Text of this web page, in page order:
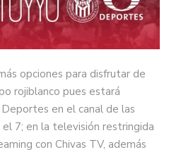
opciones para disfrutar de
rojiblanco pues estará
en el canal de las
7; en la televisión restringida
con Chivas TV, además